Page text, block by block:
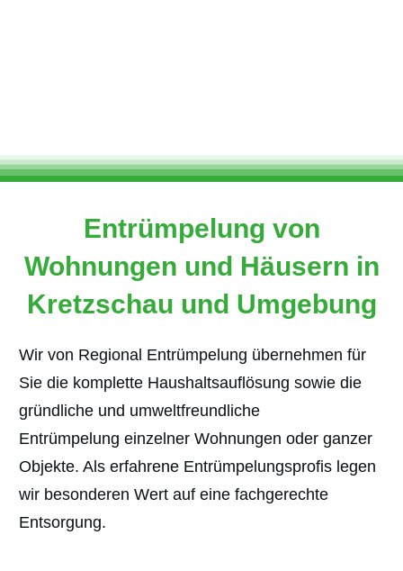
Entrümpelung von
Wohnungen und Häusern in
Kretzschau und Umgebung
Wir von Regional Entrümpelung übernehmen für
Sie die komplette Haushaltsauflösung sowie die
gründliche und umweltfreundliche
Entrümpelung einzelner Wohnungen oder ganzer
Objekte. Als erfahrene Entrümpelungsprofis legen
wir besonderen Wert auf eine fachgerechte
Entsorgung.